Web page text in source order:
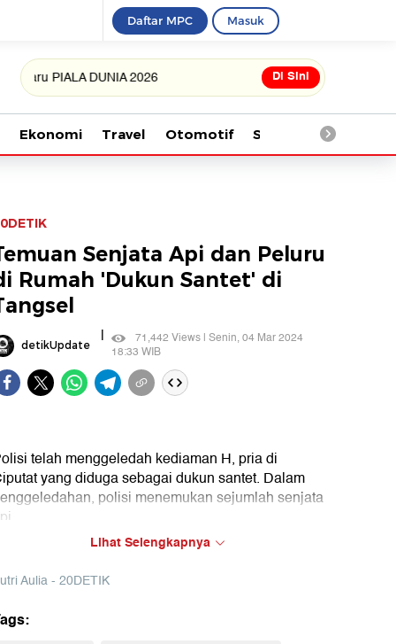
Daftar MPC Masuk
DUNIA 2026 Di Sini
Ekonomi Travel Otomotif Saintek
Senjata Api dan Peluru
Rumah 'Dukun Santet' di
detikUpdate |
71,442 Views | Senin, 04 Mar 2024
18:33 WIB
telah menggeledah kediaman H, pria di
yang diduga sebagai dukun santet. Dalam
polisi menemukan sejumlah senjata
Lihat Selengkapnya
Aulia - 20DETIK